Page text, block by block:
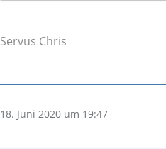
Servus Chris
18. Juni 2020 um 19:47